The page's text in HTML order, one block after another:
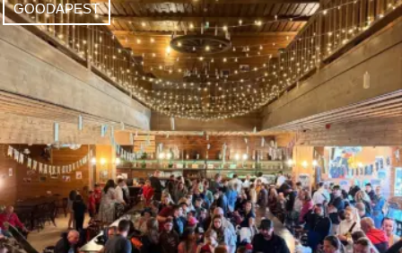
GOODAPEST